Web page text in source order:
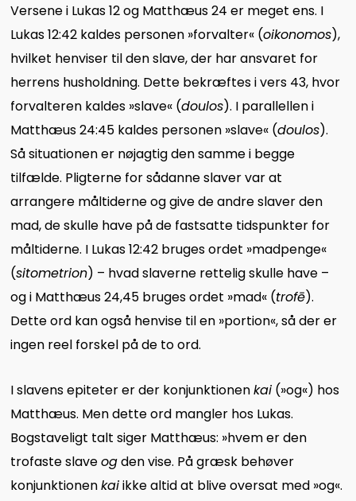
Versene i Lukas 12 og Matthæus 24 er meget ens. I
Lukas 12:42 kaldes personen »forvalter« (oikonomos),
hvilket henviser til den slave, der har ansvaret for
herrens husholdning. Dette bekræftes i vers 43, hvor
forvalteren kaldes »slave« (doulos). I parallellen i
Matthæus 24:45 kaldes personen »slave« (doulos).
Så situationen er nøjagtig den samme i begge
tilfælde. Pligterne for sådanne slaver var at
arrangere måltiderne og give de andre slaver den
mad, de skulle have på de fastsatte tidspunkter for
måltiderne. I Lukas 12:42 bruges ordet »madpenge«
(sitometrion) – hvad slaverne rettelig skulle have –
og i Matthæus 24,45 bruges ordet »mad« (trofē).
Dette ord kan også henvise til en »portion«, så der er
ingen reel forskel på de to ord.
I slavens epiteter er der konjunktionenkai (»og«) hos
Matthæus. Men dette ord mangler hos Lukas.
Bogstaveligt talt siger Matthæus: »hvem er den
trofaste slaveogden vise. På græsk behøver
konjunktionenkaiikke altid at blive oversat med »og«.